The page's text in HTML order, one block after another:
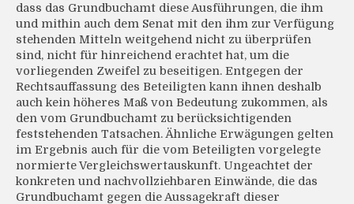
dass das Grundbuchamt diese Ausführungen, die ihm
und mithin auch dem Senat mit den ihm zur Verfügung
stehenden Mitteln weitgehend nicht zu überprüfen
sind, nicht für hinreichend erachtet hat, um die
vorliegenden Zweifel zu beseitigen. Entgegen der
Rechtsauffassung des Beteiligten kann ihnen deshalb
auch kein höheres Maß von Bedeutung zukommen, als
den vom Grundbuchamt zu berücksichtigenden
feststehenden Tatsachen. Ähnliche Erwägungen gelten
im Ergebnis auch für die vom Beteiligten vorgelegte
normierte Vergleichswertauskunft. Ungeachtet der
konkreten und nachvollziehbaren Einwände, die das
Grundbuchamt gegen die Aussagekraft dieser